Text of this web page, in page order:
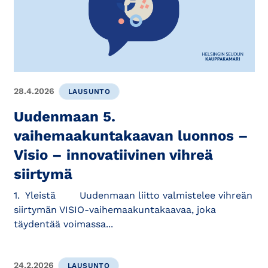
28.4.2026 LAUSUNTO
Uudenmaan 5.
vaihemaakuntakaavan luonnos –
Visio – innovatiivinen vihreä
siirtymä
1. Yleistä Uudenmaan liitto valmistelee vihreän
siirtymän VISIO-vaihemaakuntakaavaa, joka
täydentää voimassa...
24.2.2026 LAUSUNTO